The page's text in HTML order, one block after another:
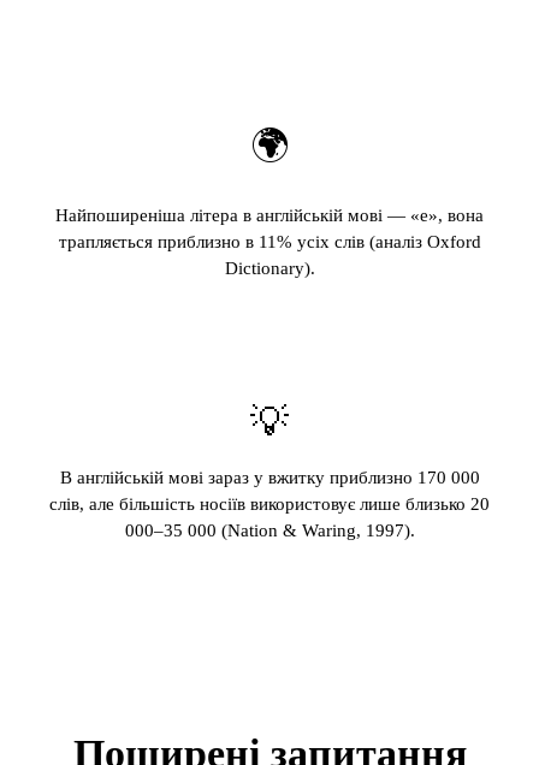
🌍
Найпоширеніша літера в англійській мові — «e», вона
трапляється приблизно в 11% усіх слів (аналіз Oxford
Dictionary).
💡
В англійській мові зараз у вжитку приблизно 170 000
слів, але більшість носіїв використовує лише близько 20
000–35 000 (Nation & Waring, 1997).
Поширені запитання